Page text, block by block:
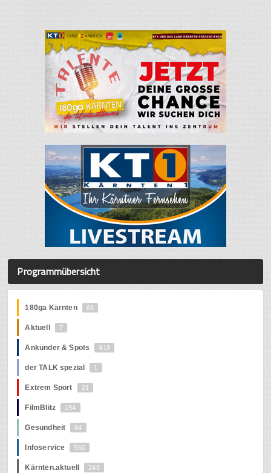
Programmübersicht
180ga Kärnten 68
Aktuell 7
Ankünder & Spots 418
der TALK spezial 1
Extrem Sport 21
FilmBlitz 194
Gesundheit 64
Infoservice 560
Kärnten.aktuell 245